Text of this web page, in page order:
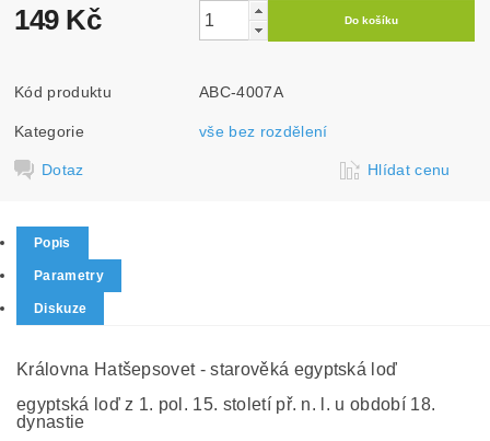
149 Kč
Kód produktu ABC-4007A
Kategorie vše bez rozdělení
Dotaz Hlídat cenu
Popis
Parametry
Diskuze
Královna Hatšepsovet - starověká egyptská loď
egyptská loď z 1. pol. 15. století př. n. l. u období 18.
dynastie